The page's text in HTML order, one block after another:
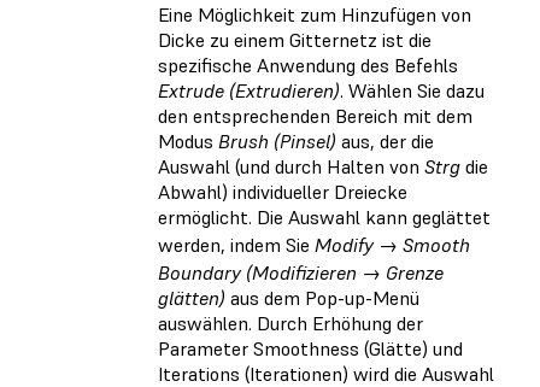
Eine Möglichkeit zum Hinzufügen von
Dicke zu einem Gitternetz ist die
spezifische Anwendung des Befehls
Extrude (Extrudieren). Wählen Sie dazu
den entsprechenden Bereich mit dem
Modus Brush (Pinsel) aus, der die
Auswahl (und durch Halten von Strg die
Abwahl) individueller Dreiecke
ermöglicht. Die Auswahl kann geglättet
werden, indem Sie Modify → Smooth
Boundary (Modifizieren → Grenze
glätten) aus dem Pop-up-Menü
auswählen. Durch Erhöhung der
Parameter Smoothness (Glätte) und
Iterations (Iterationen) wird die Auswahl